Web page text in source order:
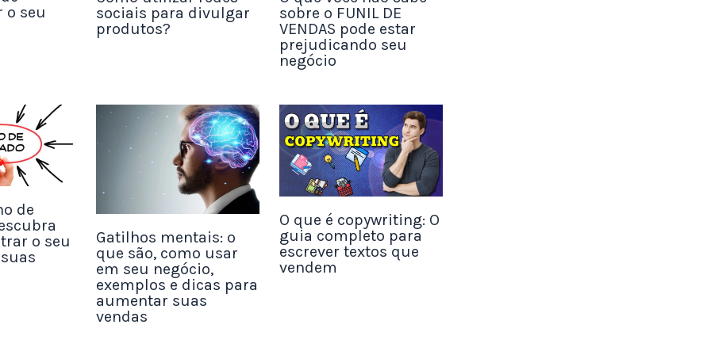
proposta mais ousada, pois dura apenas 24 horas. Você
um concurso de curta duração, apenas nos stories, no qual
respostas ou compartilhamentos. Além de testar a
de seus seguidores, você pode testar como seu
impacta e ver se seus seguidores realmente conseguem
de aniversário
são tão pessoais quanto esta data, então aproveite para
com seus seguidores, oferecendo-lhes um
seu
sociais para divulgar
produtos?
sobre o FUNIL DE
VENDAS pode estar
prejudicando seu
negócio
de
o seu
Gatilhos mentais: o
que são, como usar
em seu negócio,
exemplos e dicas para
aumentar suas
vendas
O que é copywriting: O
guia completo para
escrever textos que
vendem